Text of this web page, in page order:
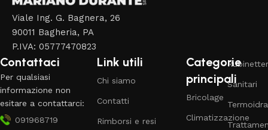
Viale Ing. G. Bagnera, 26
90011 Bagheria, PA
P.IVA: 05777470823
Contattaci
Per qualsiasi
informazione non
esitare a contattarci:
091968719
Link utili
Chi siamo
Contatti
Rimborsi e resi
Categorie
principali
Bricolage
Climatizzazione
Sanitari